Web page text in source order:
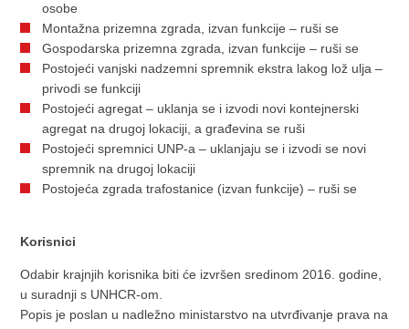
osobe
Montažna prizemna zgrada, izvan funkcije – ruši se
Gospodarska prizemna zgrada, izvan funkcije – ruši se
Postojeći vanjski nadzemni spremnik ekstra lakog lož ulja –
privodi se funkciji
Postojeći agregat – uklanja se i izvodi novi kontejnerski
agregat na drugoj lokaciji, a građevina se ruši
Postojeći spremnici UNP-a – uklanjaju se i izvodi se novi
spremnik na drugoj lokaciji
Postojeća zgrada trafostanice (izvan funkcije) – ruši se
Korisnici
Odabir krajnjih korisnika biti će izvršen sredinom 2016. godine,
u suradnji s UNHCR-om.
Popis je poslan u nadležno ministarstvo na utvrđivanje prava na